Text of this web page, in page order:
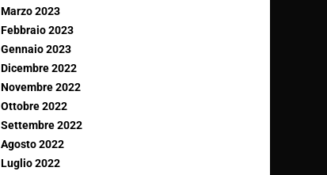
Marzo 2023
Febbraio 2023
Gennaio 2023
Dicembre 2022
Novembre 2022
Ottobre 2022
Settembre 2022
Agosto 2022
Luglio 2022